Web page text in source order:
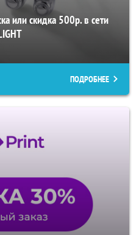
или скидка 500р. в сети
ПОДРОБНЕЕ